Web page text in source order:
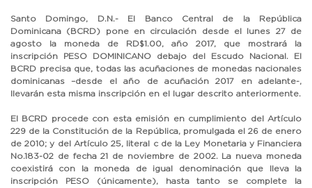
Santo Domingo, D.N.- El Banco Central de la República
Dominicana (BCRD) pone en circulación desde el lunes 27 de
agosto la moneda de RD$1.00, año 2017, que mostrará la
inscripción PESO DOMINICANO debajo del Escudo Nacional. El
BCRD precisa que, todas las acuñaciones de monedas nacionales
dominicanas –desde el año de acuñación 2017 en adelante-,
llevarán esta misma inscripción en el lugar descrito anteriormente.
El BCRD procede con esta emisión en cumplimiento del Artículo
229 de la Constitución de la República, promulgada el 26 de enero
de 2010; y del Artículo 25, literal c de la Ley Monetaria y Financiera
No.183-02 de fecha 21 de noviembre de 2002. La nueva moneda
coexistirá con la moneda de igual denominación que lleva la
inscripción PESO (únicamente), hasta tanto se complete la